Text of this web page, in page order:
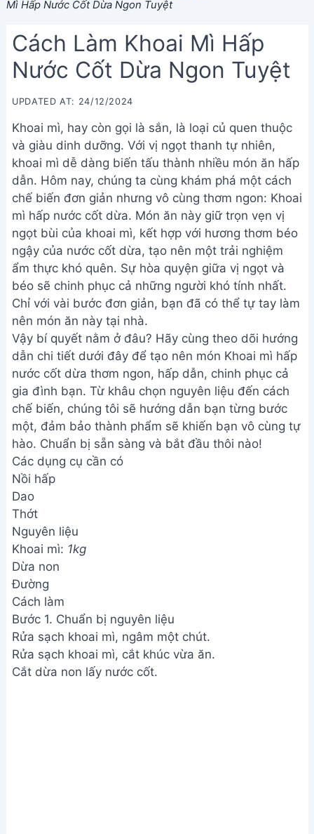
Mì Hấp Nước Cốt Dừa Ngon Tuyệt
Cách Làm Khoai Mì Hấp
Nước Cốt Dừa Ngon Tuyệt
UPDATED AT: 24/12/2024
Khoai mì, hay còn gọi là sắn, là loại củ quen thuộc
và giàu dinh dưỡng. Với vị ngọt thanh tự nhiên,
khoai mì dễ dàng biến tấu thành nhiều món ăn hấp
dẫn. Hôm nay, chúng ta cùng khám phá một cách
chế biến đơn giản nhưng vô cùng thơm ngon: Khoai
mì hấp nước cốt dừa. Món ăn này giữ trọn vẹn vị
ngọt bùi của khoai mì, kết hợp với hương thơm béo
ngậy của nước cốt dừa, tạo nên một trải nghiệm
ẩm thực khó quên. Sự hòa quyện giữa vị ngọt và
béo sẽ chinh phục cả những người khó tính nhất.
Chỉ với vài bước đơn giản, bạn đã có thể tự tay làm
nên món ăn này tại nhà.
Vậy bí quyết nằm ở đâu? Hãy cùng theo dõi hướng
dẫn chi tiết dưới đây để tạo nên món Khoai mì hấp
nước cốt dừa thơm ngon, hấp dẫn, chinh phục cả
gia đình bạn. Từ khâu chọn nguyên liệu đến cách
chế biến, chúng tôi sẽ hướng dẫn bạn từng bước
một, đảm bảo thành phẩm sẽ khiến bạn vô cùng tự
hào. Chuẩn bị sẵn sàng và bắt đầu thôi nào!
Các dụng cụ cần có
Nồi hấp
Dao
Thớt
Nguyên liệu
Khoai mì: 1kg
Dừa non
Đường
Cách làm
Bước 1. Chuẩn bị nguyên liệu
Rửa sạch khoai mì, ngâm một chút.
Rửa sạch khoai mì, cắt khúc vừa ăn.
Cắt dừa non lấy nước cốt.